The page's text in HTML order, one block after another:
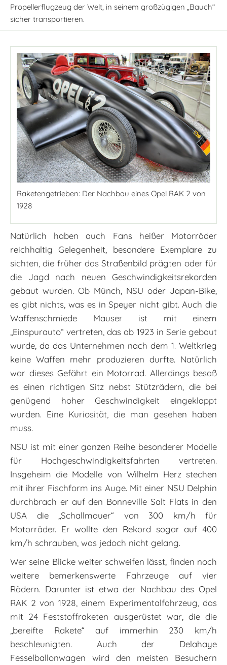
Propellerflugzeug der Welt, in seinem großzügigen „Bauch“
sicher transportieren.
Raketengetrieben: Der Nachbau eines Opel RAK 2 von
1928
Natürlich haben auch Fans heißer Motorräder
reichhaltig Gelegenheit, besondere Exemplare zu
sichten, die früher das Straßenbild prägten oder für
die Jagd nach neuen Geschwindigkeitsrekorden
gebaut wurden. Ob Münch, NSU oder Japan-Bike,
es gibt nichts, was es in Speyer nicht gibt. Auch die
Waffenschmiede Mauser ist mit einem
„Einspurauto“ vertreten, das ab 1923 in Serie gebaut
wurde, da das Unternehmen nach dem 1. Weltkrieg
keine Waffen mehr produzieren durfte. Natürlich
war dieses Gefährt ein Motorrad. Allerdings besaß
es einen richtigen Sitz nebst Stützrädern, die bei
genügend hoher Geschwindigkeit eingeklappt
wurden. Eine Kuriosität, die man gesehen haben
muss.
NSU ist mit einer ganzen Reihe besonderer Modelle
für Hochgeschwindigkeitsfahrten vertreten.
Insgeheim die Modelle von Wilhelm Herz stechen
mit ihrer Fischform ins Auge. Mit einer NSU Delphin
durchbrach er auf den Bonneville Salt Flats in den
USA die „Schallmauer“ von 300 km/h für
Motorräder. Er wollte den Rekord sogar auf 400
km/h schrauben, was jedoch nicht gelang.
Wer seine Blicke weiter schweifen lässt, finden noch
weitere bemerkenswerte Fahrzeuge auf vier
Rädern. Darunter ist etwa der Nachbau des Opel
RAK 2 von 1928, einem Experimentalfahrzeug, das
mit 24 Feststoffraketen ausgerüstet war, die die
„bereifte Rakete“ auf immerhin 230 km/h
beschleunigten. Auch der Delahaye
Fesselballonwagen wird den meisten Besuchern